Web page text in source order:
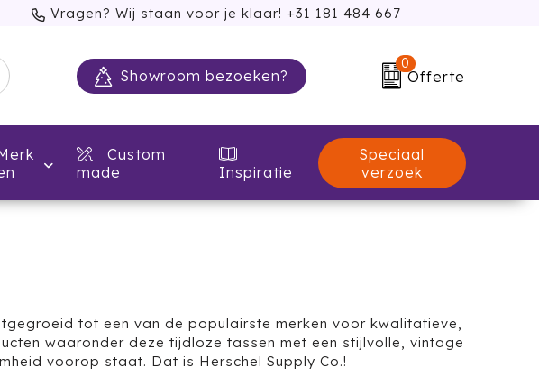
Vragen? Wij staan voor je klaar! +31 181 484 667
Showroom bezoeken?
0
Offerte
Custom
made
Inspiratie
Speciaal
verzoek
tot een van de populairste merken voor kwalitatieve,
waaronder deze tijdloze tassen met een stijlvolle, vintage
voorop staat. Dat is Herschel Supply Co.!